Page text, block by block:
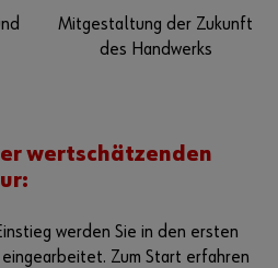
Mitgestaltung der Zukunft
des Handwerks
wertschätzenden
werden Sie in den ersten
Zum Start erfahren